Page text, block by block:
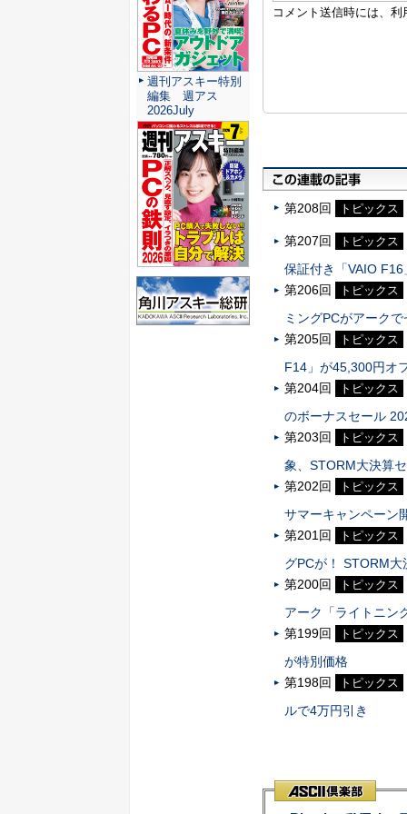
第208回 トピックス
第207回 トピックス
保証付き「VAIO F16
第206回
トピックス
ミングPCがアーク
第205回
トピックス
F14」が45,300円オ
第204回
トピックス
のボーナスセール
第203回
トピックス
象、STORM大決算
第202回
トピックス
サマーキャンペーン
第201回
トピックス
グPCが！ STORM
第200回
トピックス
アーク「ライトニン
第199回
トピックス
が特別価格
第198回
トピックス
ルで4万円引き
週刊アスキー特別
編集 週アス
2026July